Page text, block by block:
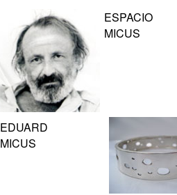
ESPACIO
MICUS
EDUARD
MICUS